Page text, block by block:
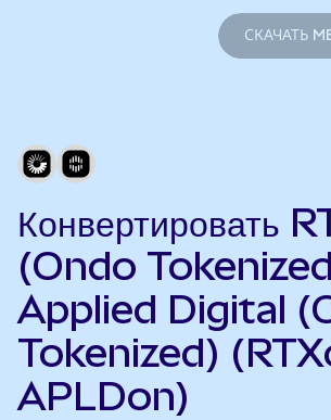
СКАЧАТЬ
Конвертировать
(Ondo
Applied Digital
Tokenized)
APLDon)